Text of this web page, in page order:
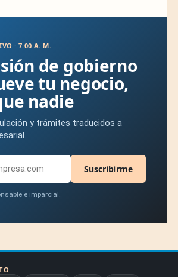
· 7:00 A. M.
de gobierno
tu negocio,
nadie
y trámites traducidos a
Suscribirme
e imparcial.